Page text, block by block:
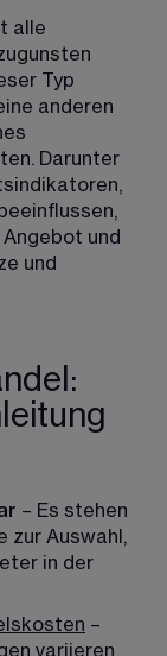
alle
Typ
anderen
Darunter
und
und
– Es stehen
zur Auswahl,
in der
–
variieren